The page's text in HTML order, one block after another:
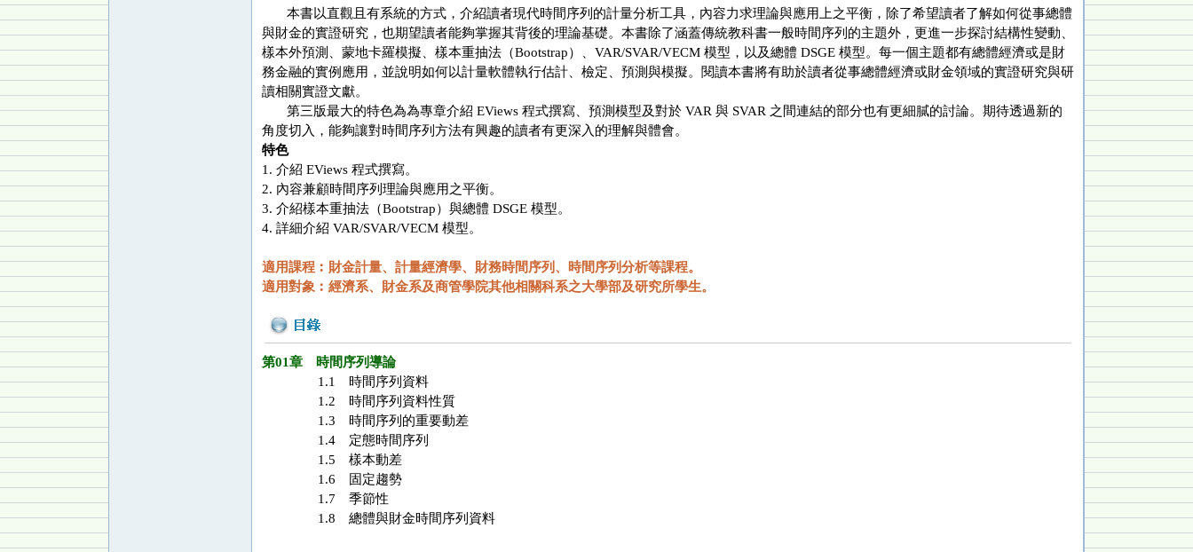
本書以直觀且有系統的方式，介紹讀者現代時間序列的計量分析工具，內容力求理論與應用上之平衡，除了希望讀者了解如何從事總體
與財金的實證研究，也期望讀者能夠掌握其背後的理論基礎。本書除了涵蓋傳統教科書一般時間序列的主題外，更進一步探討結構性變動、
樣本外預測、蒙地卡羅模擬、樣本重抽法（Bootstrap）、VAR/SVAR/VECM 模型，以及總體 DSGE 模型。每一個主題都有總體經濟或是財
務金融的實例應用，並說明如何以計量軟體執行估計、檢定、預測與模擬。閱讀本書將有助於讀者從事總體經濟或財金領域的實證研究與研
讀相關實證文獻。
第三版最大的特色為為專章介紹 EViews 程式撰寫、預測模型及對於 VAR 與 SVAR 之間連結的部分也有更細膩的討論。期待透過新的
角度切入，能夠讓對時間序列方法有興趣的讀者有更深入的理解與體會。
特色
1. 介紹 EViews 程式撰寫。
2. 內容兼顧時間序列理論與應用之平衡。
3. 介紹樣本重抽法（Bootstrap）與總體 DSGE 模型。
4. 詳細介紹 VAR/SVAR/VECM 模型。
適用課程︰財金計量、計量經濟學、財務時間序列、時間序列分析等課程。
適用對象︰經濟系、財金系及商管學院其他相關科系之大學部及研究所學生。
第01章 時間序列導論
1.1 時間序列資料
1.2 時間序列資料性質
1.3 時間序列的重要動差
1.4 定態時間序列
1.5 樣本動差
1.6 固定趨勢
1.7 季節性
1.8 總體與財金時間序列資料